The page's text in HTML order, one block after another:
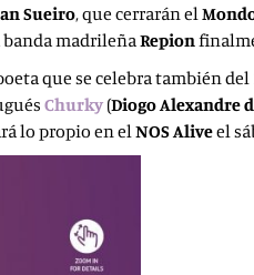
Sueiro, que cerrarán el
banda madrileña Repion
que se celebra también
Churky (Diogo Alexandre
lo propio en el NOS Aliveel